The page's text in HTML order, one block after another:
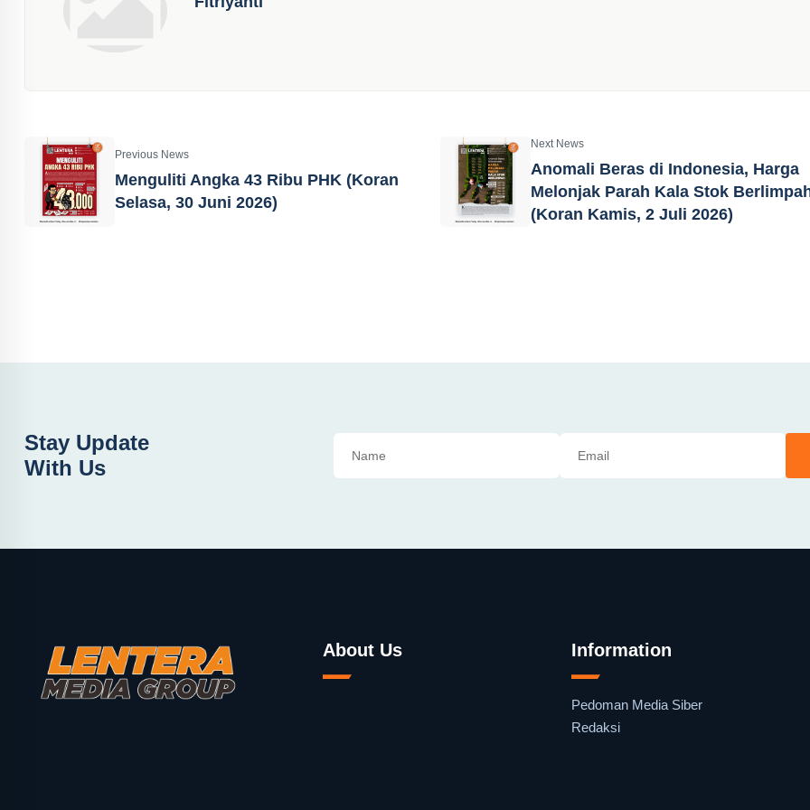
Previous News
Menguliti Angka 43 Ribu PHK (Koran
Selasa, 30 Juni 2026)
Next News
Anomali Beras di Indonesia, Harga
Melonjak Parah Kala Stok
(Koran Kamis, 2 Juli 2026)
Stay Update
With Us
About Us Information
Pedoman Media Siber
Redaksi